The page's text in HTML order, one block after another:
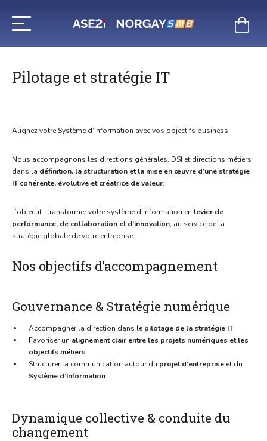
contenu
Pilotage et stratégie IT
Alignez votre Système d’Information avec vos objectifs business
Nous accompagnons les directions générales, DSI et directions métiers
dans la définition, la structuration et la mise en œuvre d’une stratégie
IT cohérente, évolutive et créatrice de valeur.
L’objectif : transformer votre système d’information en levier de
performance, de collaboration et d’innovation, au service de la
stratégie globale de votre entreprise.
Nos objectifs d’accompagnement
Gouvernance & Stratégie numérique
Accompagner la direction dans le pilotage de la stratégie IT
Favoriser un alignement clair entre les projets numériques et les
objectifs métiers
Structurer la communication autour du projet d’entreprise et du
Système d’Information
Dynamique collective & conduite du
changement